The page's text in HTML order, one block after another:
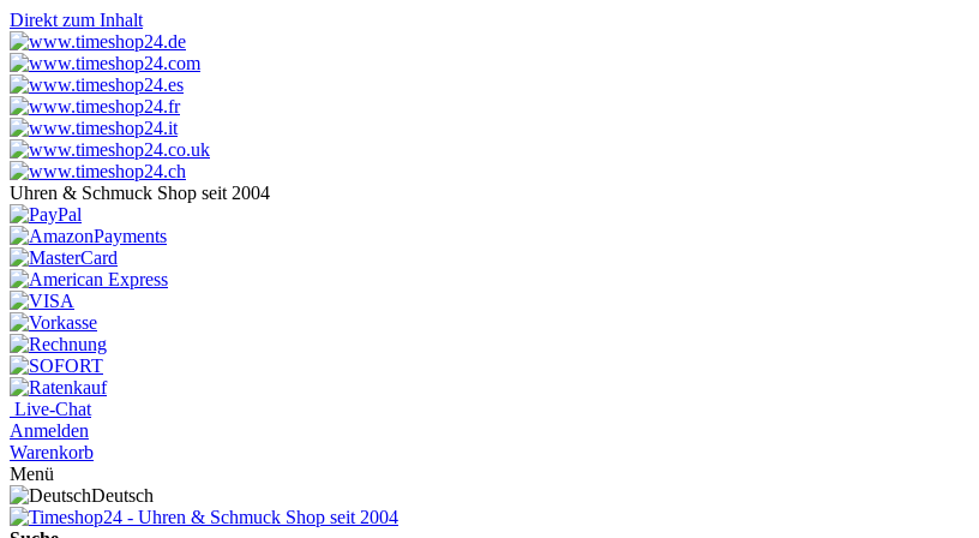
Direkt zum Inhalt
Uhren & Schmuck Shop seit 2004
Live-Chat
Anmelden
Warenkorb
Menü
Deutsch